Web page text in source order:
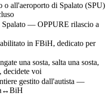
o all'aeroporto di Spalato (SPU)
Spalato — OPPURE rilascio a
in FBiH, dedicato per
una sosta, salta una sosta,
decidete voi
gestito dall'autista —